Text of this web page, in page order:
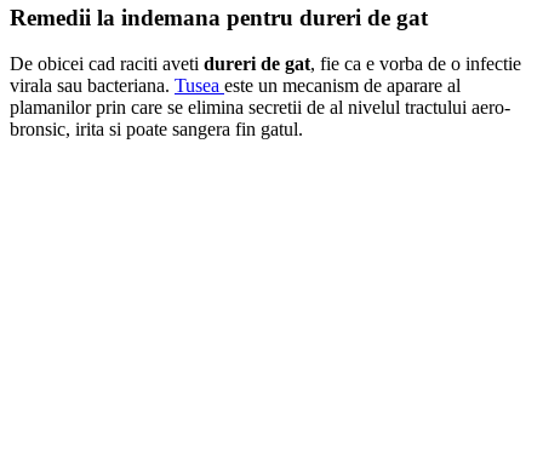
Remedii la indemana pentru dureri de gat
De obicei cad raciti aveti dureri de gat, fie ca e vorba de o infectie
virala sau bacteriana. Tusea este un mecanism de aparare al
plamanilor prin care se elimina secretii de al nivelul tractului aero-
bronsic, irita si poate sangera fin gatul.